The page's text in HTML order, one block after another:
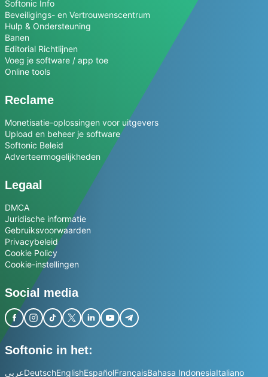
Softonic Info
Beveiligings- en Vertrouwenscentrum
Hulp & Ondersteuning
Banen
Editorial Richtlijnen
Voeg je software / app toe
Online tools
Reclame
Monetisatie-oplossingen voor uitgevers
Upload en beheer je software
Softonic Beleid
Adverteermogelijkheden
Legaal
DMCA
Juridische informatie
Gebruiksvoorwaarden
Privacybeleid
Cookie Policy
Cookie-instellingen
Social media
Softonic in het:
عربيDeutschEnglishEspañolFrançaisBahasa IndonesiaItaliano